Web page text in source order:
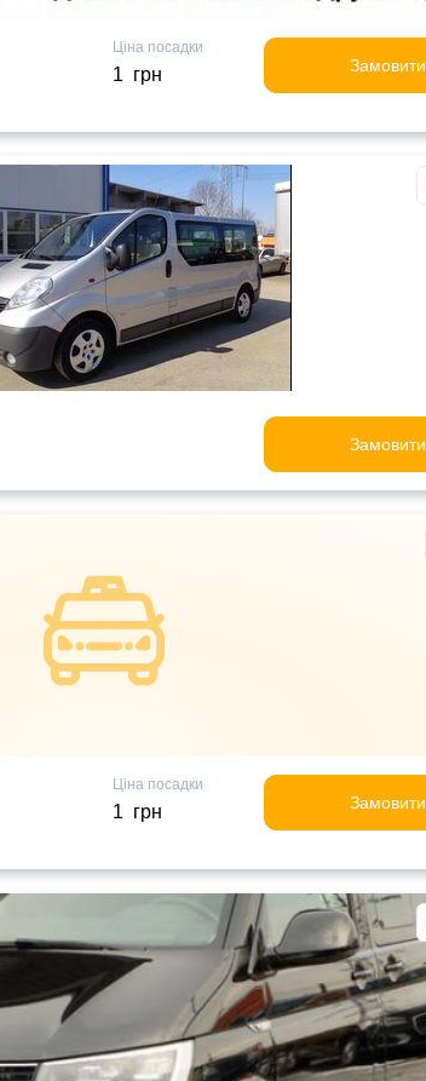
Ціна посадки
1 грн Замовити
Замовити
Ціна посадки
1 грн Замовити